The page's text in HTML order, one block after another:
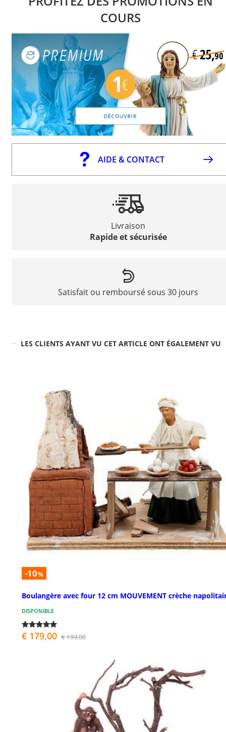
COURS
AIDE & CONTACT
Livraison
Rapide et sécurisée
Satisfait ou remboursé sous 30 jours
LES CLIENTS AYANT VU CET ARTICLE ONT ÉGALEMENT VU
-10%
Boulangère avec four 12 cm MOUVEMENT crèche
DISPONIBLE
€ 179,00 € 199,00